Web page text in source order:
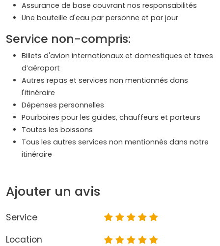
Assurance de base couvrant nos responsabilités
Une bouteille d'eau par personne et par jour
Service non-compris:
Billets d'avion internationaux et domestiques et taxes
d’aéroport
Autres repas et services non mentionnés dans
l'itinéraire
Dépenses personnelles
Pourboires pour les guides, chauffeurs et porteurs
Toutes les boissons
Tous les autres services non mentionnés dans notre
itinéraire
Ajouter un avis
Service
Location